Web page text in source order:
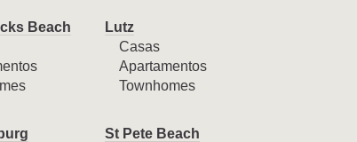
Beach
Lutz
Casas
Apartamentos
Townhomes
St Pete Beach